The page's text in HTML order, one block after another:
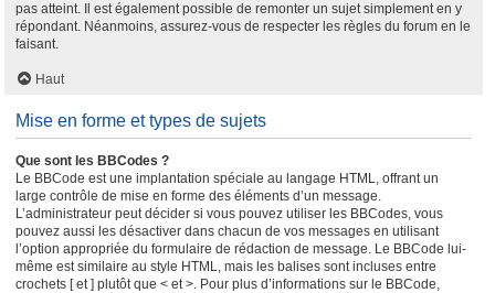
pas atteint. Il est également possible de remonter un sujet simplement en y
répondant. Néanmoins, assurez-vous de respecter les règles du forum en le
faisant.
Haut
Mise en forme et types de sujets
Que sont les BBCodes ?
Le BBCode est une implantation spéciale au langage HTML, offrant un
large contrôle de mise en forme des éléments d’un message.
L’administrateur peut décider si vous pouvez utiliser les BBCodes, vous
pouvez aussi les désactiver dans chacun de vos messages en utilisant
l’option appropriée du formulaire de rédaction de message. Le BBCode lui-
même est similaire au style HTML, mais les balises sont incluses entre
crochets [ et ] plutôt que < et >. Pour plus d’informations sur le BBCode,